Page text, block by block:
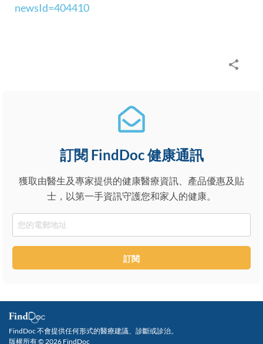
newsId=404410
訂閱 FindDoc 健康通訊
獲取由醫生及專家提供的健康醫療資訊、產品優惠及貼
士，以第一手資訊守護您和家人的健康。
Email
訂閱
FindDoc 不會提供任何形式的醫療建議、診斷或診治。
版權所有 © 2026 FindDoc